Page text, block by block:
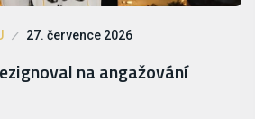
27. července 2026
na angažování